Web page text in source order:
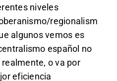
niveles
regionalism
algunos vemos es
español no
o va por
eficiencia